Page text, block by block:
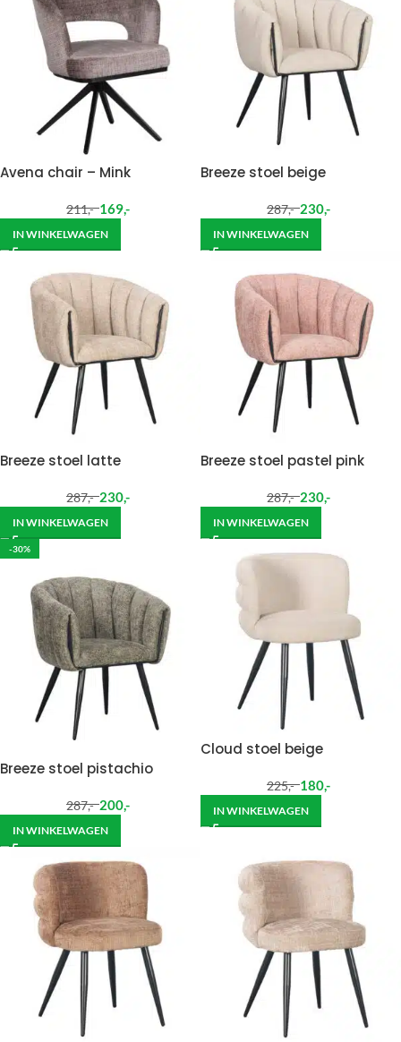
Avena chair – Mink
211,- 169,-
IN WINKELWAGEN
Breeze stoel beige
287,- 230,-
IN WINKELWAGEN
Breeze stoel latte
287,- 230,-
IN WINKELWAGEN
Breeze stoel pastel pink
287,- 230,-
IN WINKELWAGEN
-30%
Breeze stoel pistachio
287,- 200,-
IN WINKELWAGEN
Cloud stoel beige
225,- 180,-
IN WINKELWAGEN